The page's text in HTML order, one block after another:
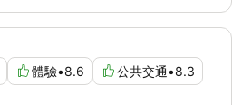
體驗•8.6 公共交通•8.3